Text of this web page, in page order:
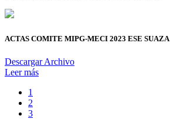
ACTAS COMITE MIPG-MECI 2023 ESE SUAZA
Descargar Archivo
Leer más
1
2
3